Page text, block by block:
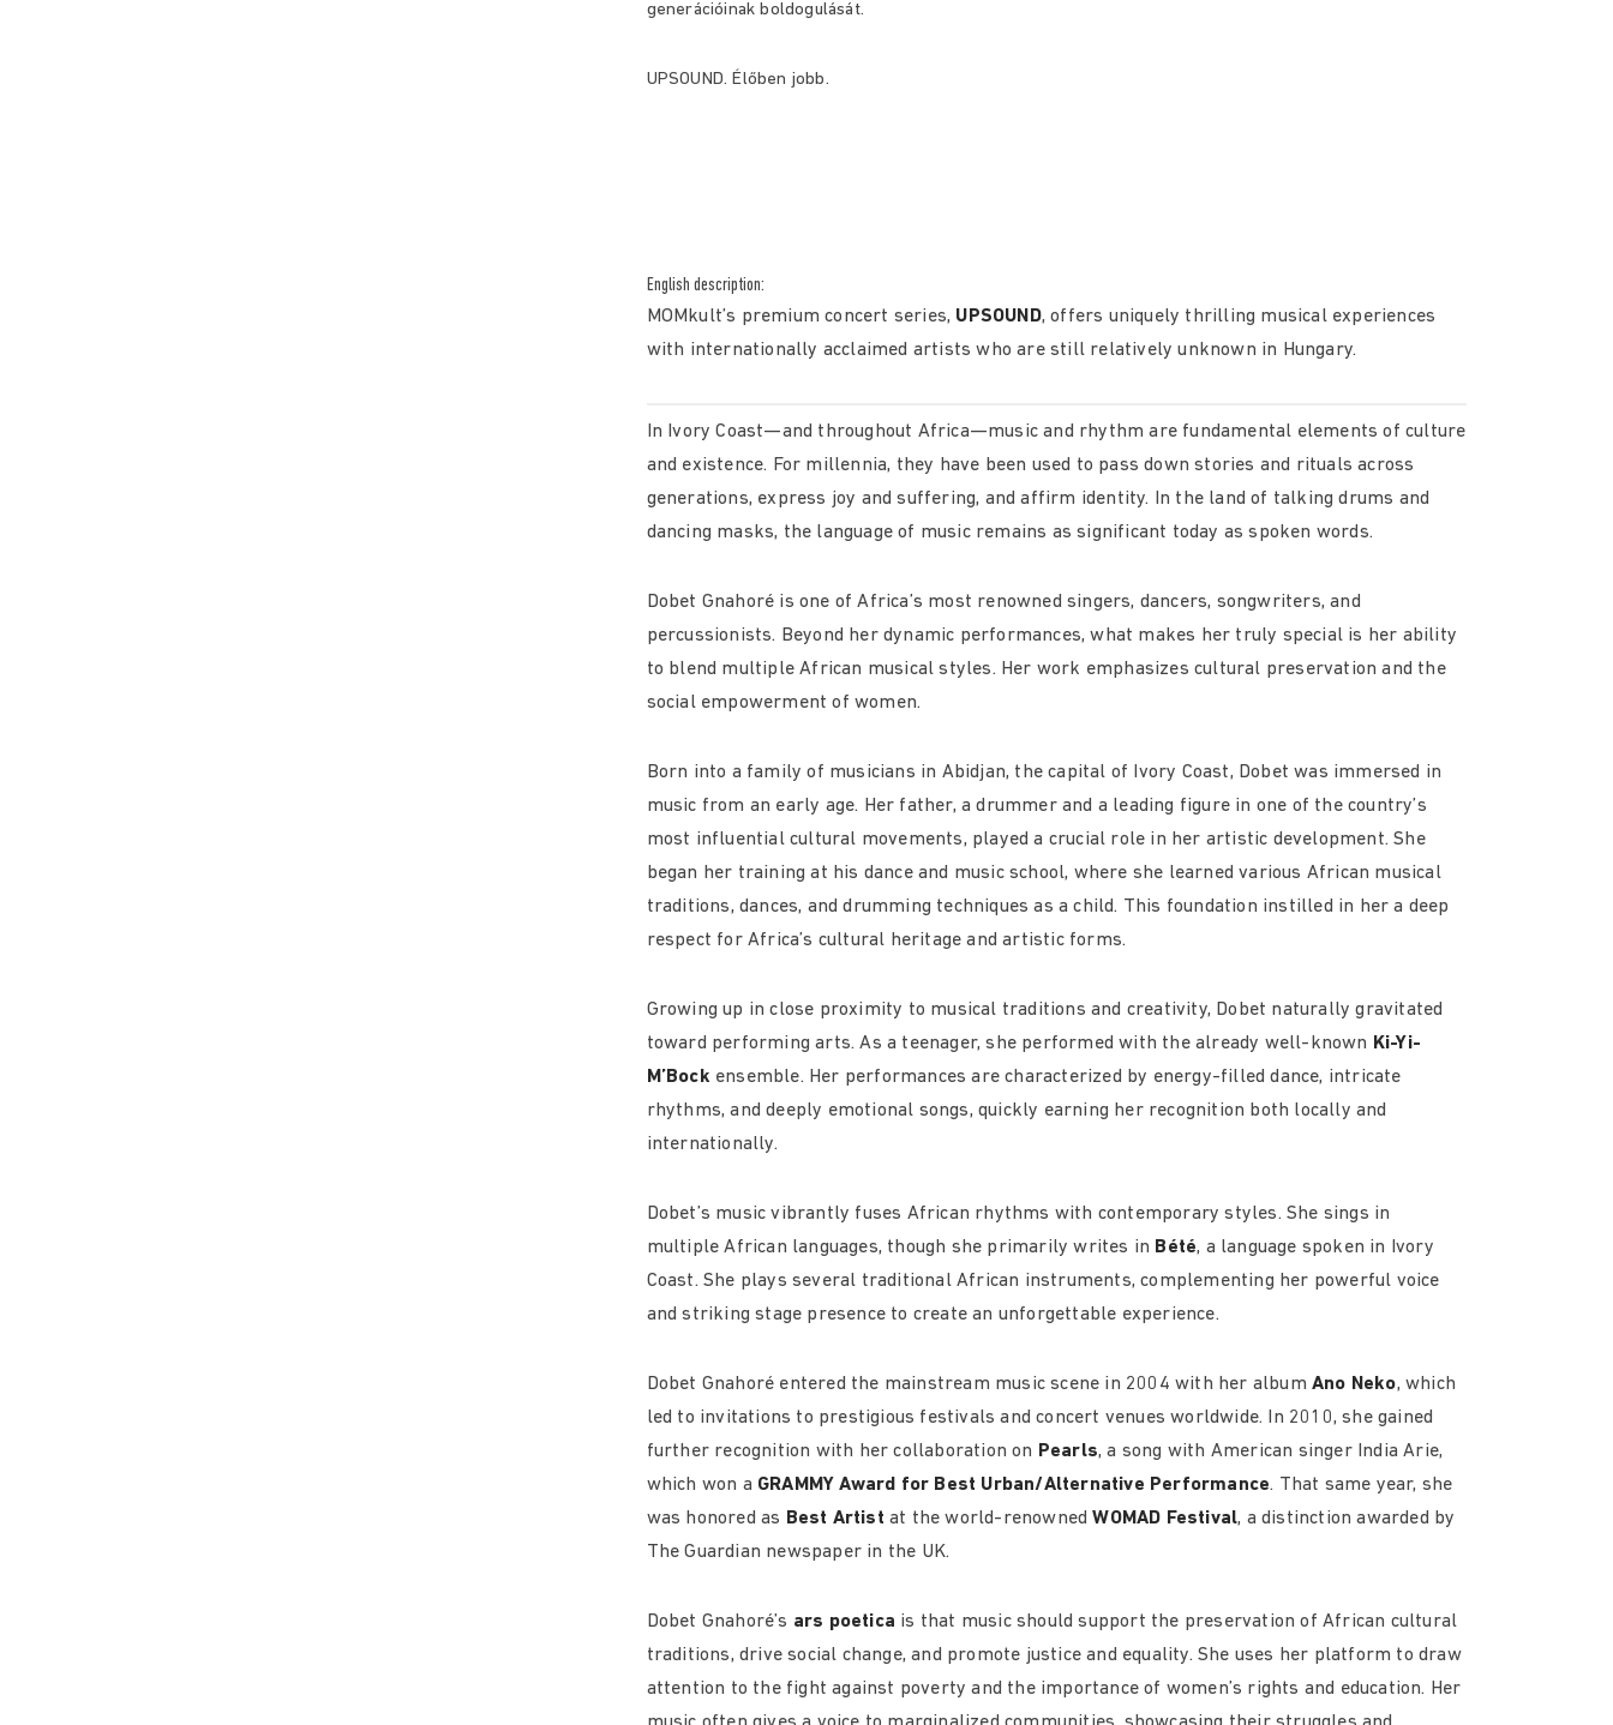
generációinak boldogulását.
UPSOUND. Élőben jobb.
English description:
MOMkult’s premium concert series, UPSOUND, offers uniquely thrilling musical experiences
with internationally acclaimed artists who are still relatively unknown in Hungary.
In Ivory Coast—and throughout Africa—music and rhythm are fundamental elements of culture
and existence. For millennia, they have been used to pass down stories and rituals across
generations, express joy and suffering, and affirm identity. In the land of talking drums and
dancing masks, the language of music remains as significant today as spoken words.
Dobet Gnahoré is one of Africa’s most renowned singers, dancers, songwriters, and
percussionists. Beyond her dynamic performances, what makes her truly special is her ability
to blend multiple African musical styles. Her work emphasizes cultural preservation and the
social empowerment of women.
Born into a family of musicians in Abidjan, the capital of Ivory Coast, Dobet was immersed in
music from an early age. Her father, a drummer and a leading figure in one of the country’s
most influential cultural movements, played a crucial role in her artistic development. She
began her training at his dance and music school, where she learned various African musical
traditions, dances, and drumming techniques as a child. This foundation instilled in her a deep
respect for Africa’s cultural heritage and artistic forms.
Growing up in close proximity to musical traditions and creativity, Dobet naturally gravitated
toward performing arts. As a teenager, she performed with the already well-known Ki-Yi-
M’Bock ensemble. Her performances are characterized by energy-filled dance, intricate
rhythms, and deeply emotional songs, quickly earning her recognition both locally and
internationally.
Dobet’s music vibrantly fuses African rhythms with contemporary styles. She sings in
multiple African languages, though she primarily writes in Bété, a language spoken in Ivory
Coast. She plays several traditional African instruments, complementing her powerful voice
and striking stage presence to create an unforgettable experience.
Dobet Gnahoré entered the mainstream music scene in 2004 with her albumAno Neko, which
led to invitations to prestigious festivals and concert venues worldwide. In 2010, she gained
further recognition with her collaboration on Pearls, a song with American singer India Arie,
which won a GRAMMY Award for Best Urban/Alternative Performance. That same year, she
was honored as Best Artist at the world-renownedWOMAD Festival, a distinction awarded by
The Guardian newspaper in the UK.
Dobet Gnahoré’s ars poetica is that music should support the preservation of African cultural
traditions, drive social change, and promote justice and equality. She uses her platform to draw
attention to the fight against poverty and the importance of women’s rights and education. Her